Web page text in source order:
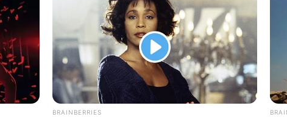
és újra építi az életét, most azonban úgy tűnik,
az RTL Klub sorozatszínészét már többször is
BRAINBERRIES